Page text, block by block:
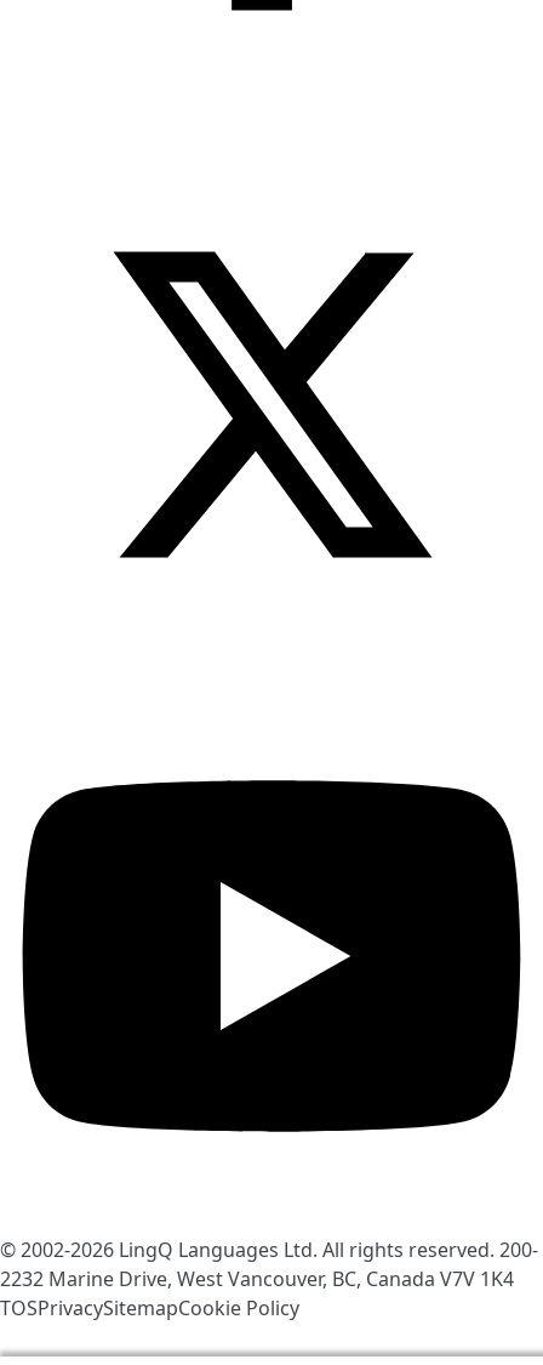
© 2002-2026 LingQ Languages Ltd. All rights reserved. 200-
2232 Marine Drive, West Vancouver, BC, Canada V7V 1K4
TOSPrivacySitemapCookie Policy